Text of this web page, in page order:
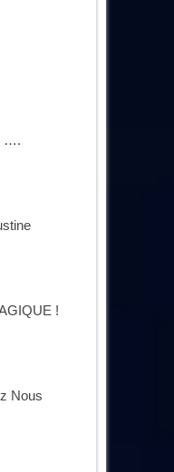
….
!
Nous